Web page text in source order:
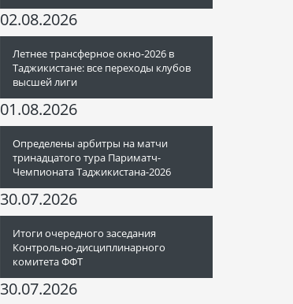
02.08.2026
Летнее трансферное окно-2026 в
Таджикистане: все переходы клубов
высшей лиги
01.08.2026
Определены арбитры на матчи
тринадцатого тура Париматч-
Чемпионата Таджикистана-2026
30.07.2026
Итоги очередного заседания
Контрольно-дисциплинарного
комитета ФФТ
30.07.2026